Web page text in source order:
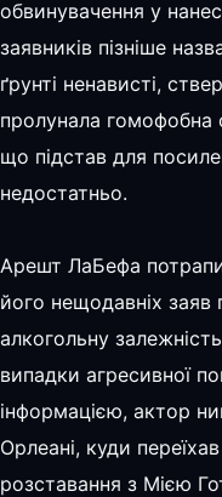
обвинувачення у
заявників пізніше
ґрунті ненависті,
пролунала гомофобна
що підстав для
недостатньо.
Арешт ЛаБефа
його нещодавніх заяв
алкогольну
випадки агресивної
інформацією, актор
Орлеані, куди
розставання з Мією